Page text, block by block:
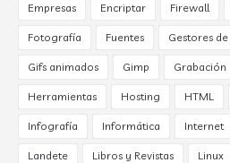
Empresas Encriptar Firewall
Fotografía Fuentes Gestores
Gifs animados Gimp Grabación
Herramientas Hosting HTML
Infografía Informática Internet
Landete Libros y Revistas Linux